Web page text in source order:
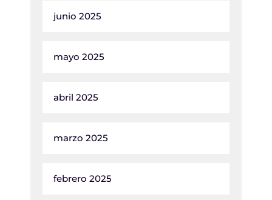
junio 2025
mayo 2025
abril 2025
marzo 2025
febrero 2025